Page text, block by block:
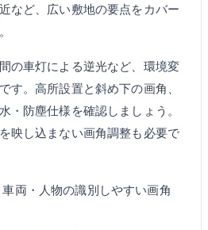
など、広い敷地の要点をカバー
の車灯による逆光など、環境変
す。高所設置と斜め下の画角、
・防塵仕様を確認しましょう。
映し込まない画角調整も必要で
両・人物の識別しやすい画角